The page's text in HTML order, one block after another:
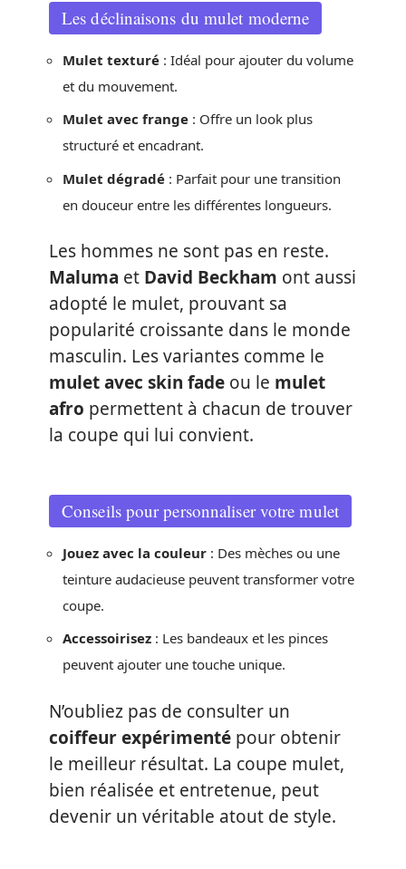
Les déclinaisons du mulet moderne
Mulet texturé : Idéal pour ajouter du volume
et du mouvement.
Mulet avec frange : Offre un look plus
structuré et encadrant.
Mulet dégradé : Parfait pour une transition
en douceur entre les différentes longueurs.
Les hommes ne sont pas en reste.
Maluma et David Beckham ont aussi
adopté le mulet, prouvant sa
popularité croissante dans le monde
masculin. Les variantes comme le
mulet avec skin fade ou le mulet
afro permettent à chacun de trouver
la coupe qui lui convient.
Conseils pour personnaliser votre mulet
Jouez avec la couleur : Des mèches ou une
teinture audacieuse peuvent transformer votre
coupe.
Accessoirisez : Les bandeaux et les pinces
peuvent ajouter une touche unique.
N’oubliez pas de consulter un
coiffeur expérimenté pour obtenir
le meilleur résultat. La coupe mulet,
bien réalisée et entretenue, peut
devenir un véritable atout de style.